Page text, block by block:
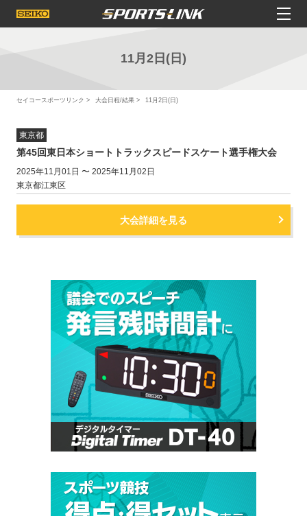
11月2日(日)
セイコースポーツリンク 大会日程/結果 11月2日(日)
東京都
第45回東日本ショートトラックスピードスケート選手権大会
2025年11月01日 〜 2025年11月02日
東京都江東区
大会詳細を見る